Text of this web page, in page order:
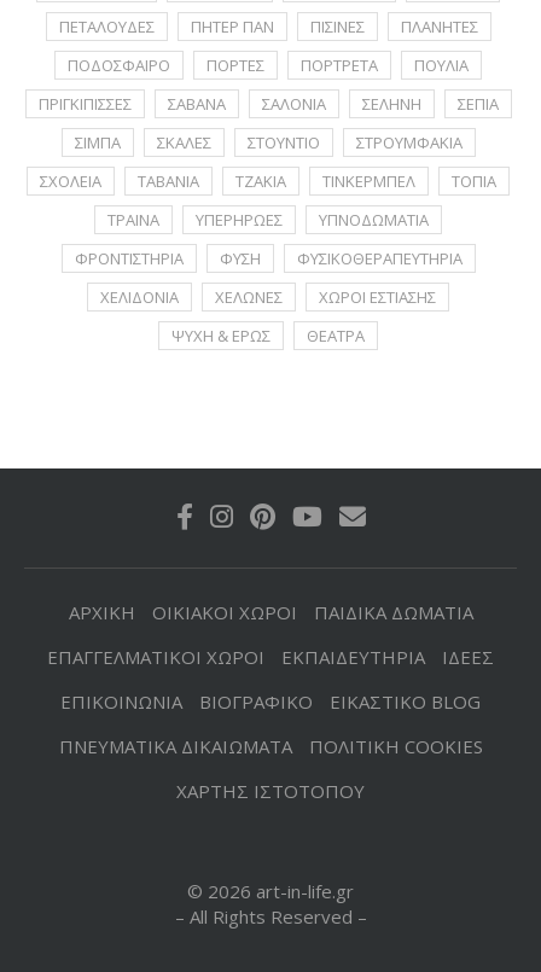
ΠΕΤΑΛΟΥΔΕΣ
ΠΗΤΕΡ ΠΑΝ ΠΙΣΙΝΕΣ
ΠΛΑΝΗΤΕΣ
ΠΟΔΟΣΦΑΙΡΟ
ΠΟΡΤΕΣ ΠΟΡΤΡΕΤA
ΠΟΥΛΙΑ
ΠΡΙΓΚΙΠΙΣΣΕΣ
ΣΑΒΑΝΑ ΣΑΛΟΝΙΑ ΣΕΛΗΝΗ
ΣΕΠΙΑ
ΣΙΜΠΑ
ΣΚΑΛΕΣ ΣΤΟΥΝΤΙΟ
ΣΤΡΟΥΜΦΑΚΙΑ
ΣΧΟΛΕΙΑ
ΤΑΒΑΝΙΑ ΤΖΑΚΙΑ ΤΙΝΚΕΡΜΠΕΛ
ΤΟΠΙΑ
ΤΡΑΙΝΑ
ΥΠΕΡΗΡΩΕΣ
ΥΠΝΟΔΩΜΑΤΙΑ
ΦΡΟΝΤΙΣΤΗΡΙΑ
ΦΥΣΗ
ΦΥΣΙΚΟΘΕΡΑΠΕΥΤΗΡΙΑ
ΧΕΛΙΔΟΝΙΑ
ΧΕΛΩΝΕΣ
ΧΩΡΟΙ ΕΣΤΙΑΣΗΣ
ΨΥΧΗ & ΕΡΩΣ
ΘΕΑΤΡΑ
ΑΡΧΙΚΗ ΟΙΚΙΑΚΟΙ ΧΩΡΟΙ
ΠΑΙΔΙΚΑ ΔΩΜΑΤΙΑ
ΕΠΑΓΓΕΛΜΑΤΙΚΟΙ ΧΩΡΟΙ
ΕΚΠΑΙΔΕΥΤΗΡΙΑ
ΙΔΕΕΣ
ΕΠΙΚΟΙΝΩΝΙΑ
ΒΙΟΓΡΑΦΙΚΟ
ΕΙΚΑΣΤΙΚΟ BLOG
ΠΝΕΥΜΑΤΙΚΑ ΔΙΚΑΙΩΜΑΤΑ
ΠΟΛΙΤΙΚΗ COOKIES
ΧΑΡΤΗΣ ΙΣΤΟΤΟΠΟΥ
© 2026 art-in-life.gr
– All Rights Reserved –